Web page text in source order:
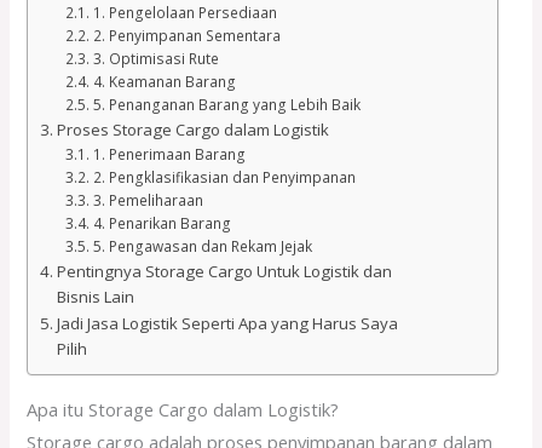
1. Pengelolaan Persediaan
2. Penyimpanan Sementara
3. Optimisasi Rute
4. Keamanan Barang
5. Penanganan Barang yang Lebih Baik
Proses Storage Cargo dalam Logistik
1. Penerimaan Barang
2. Pengklasifikasian dan Penyimpanan
3. Pemeliharaan
4. Penarikan Barang
5. Pengawasan dan Rekam Jejak
Pentingnya Storage Cargo Untuk Logistik dan
Bisnis Lain
Jadi Jasa Logistik Seperti Apa yang Harus Saya
Pilih
Apa itu Storage Cargo dalam Logistik?
Storage cargo adalah proses penyimpanan barang dalam